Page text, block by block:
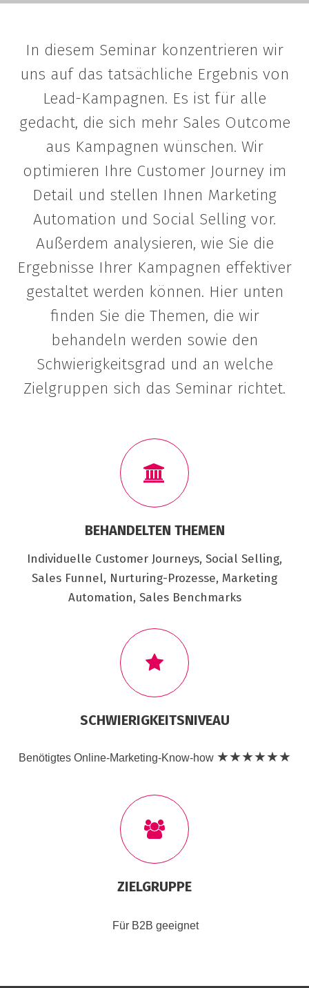
In diesem Seminar konzentrieren wir
uns auf das tatsächliche Ergebnis von
Lead-Kampagnen. Es ist für alle
gedacht, die sich mehr Sales Outcome
aus Kampagnen wünschen. Wir
optimieren Ihre Customer Journey im
Detail und stellen Ihnen Marketing
Automation und Social Selling vor.
Außerdem analysieren, wie Sie die
Ergebnisse Ihrer Kampagnen effektiver
gestaltet werden können. Hier unten
finden Sie die Themen, die wir
behandeln werden sowie den
Schwierigkeitsgrad und an welche
Zielgruppen sich das Seminar richtet.
BEHANDELTEN THEMEN
Individuelle Customer Journeys, Social Selling,
Sales Funnel, Nurturing-Prozesse, Marketing
Automation, Sales Benchmarks
SCHWIERIGKEITSNIVEAU
Benötigtes Online-Marketing-Know-how ★★★★★★
ZIELGRUPPE
Für B2B geeignet